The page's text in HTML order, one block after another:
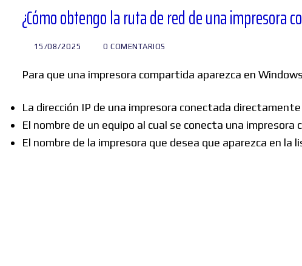
¿Cómo obtengo la ruta de red de una impresora
15/08/2025 0 COMENTARIOS
Para que una impresora compartida aparezca en
La dirección IP de una impresora conectada directamente
El nombre de un equipo al cual se conecta una impresora
El nombre de la impresora que desea que aparezca en la